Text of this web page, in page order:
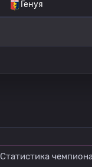
Генуя
Статистика